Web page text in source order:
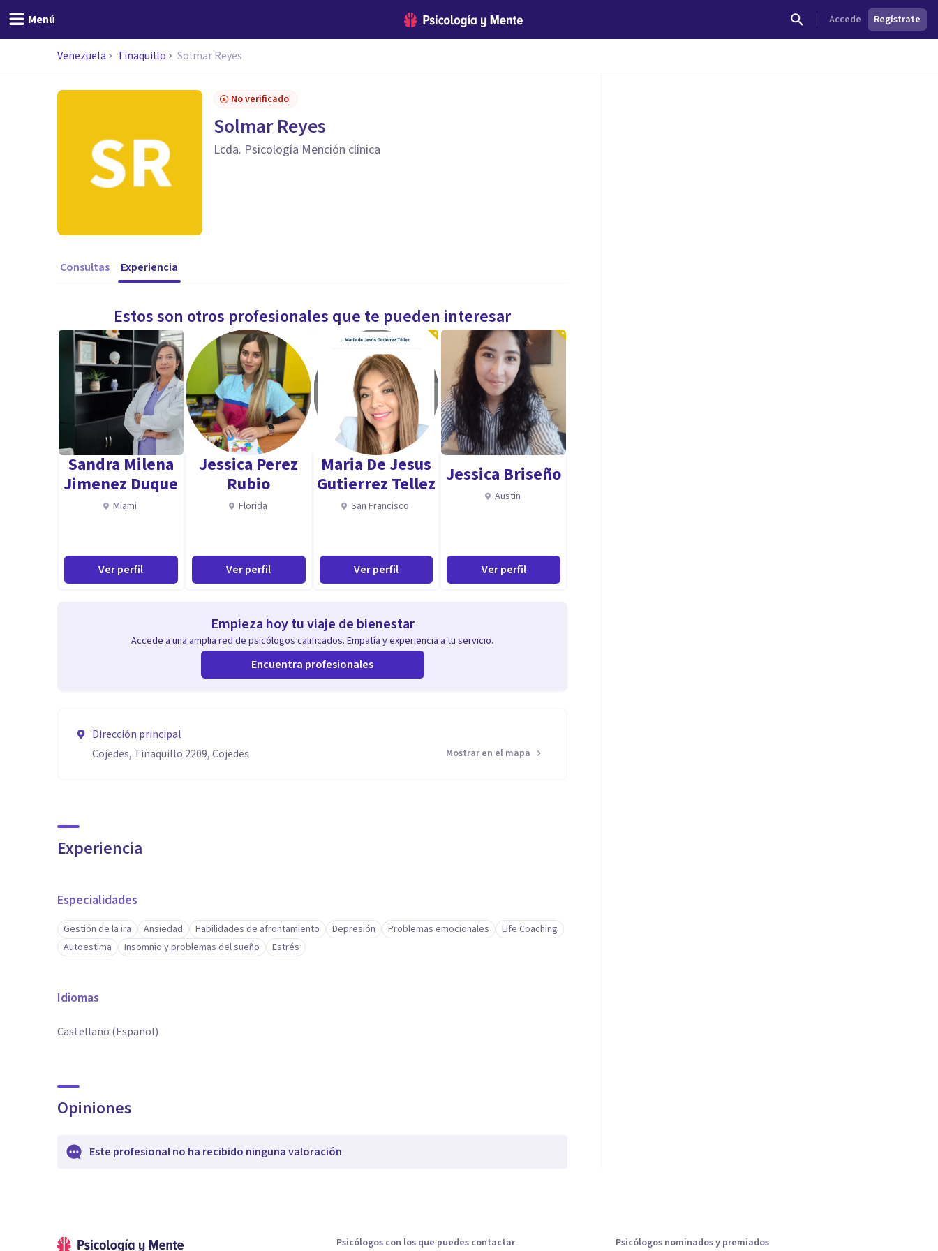
Menú Accede Regístrate
Venezuela Tinaquillo Solmar Reyes
No verificado
Solmar Reyes
Lcda. Psicología Mención clínica
Consultas Experiencia
Estos son otros profesionales que te pueden interesar
Sandra Milena
Jimenez Duque
Miami
Ver perfil
Jessica Perez
Rubio
Florida
Ver perfil
Maria De Jesus
Gutierrez Tellez
San Francisco
Ver perfil
Jessica Briseño
Austin
Ver perfil
Empieza hoy tu viaje de bienestar
Accede a una amplia red de psicólogos calificados. Empatía y experiencia a tu servicio.
Encuentra profesionales
Dirección principal
Cojedes, Tinaquillo 2209, Cojedes
Mostrar en el mapa
Experiencia
Especialidades
Gestión de la ira Ansiedad Habilidades de afrontamiento Depresión Problemas emocionales
Life Coaching
Autoestima
Insomnio y problemas del sueño Estrés
Idiomas
Castellano (Español)
Opiniones
Este profesional no ha recibido ninguna valoración
Psicólogos con los que puedes contactar Psicólogos nominados y premiados